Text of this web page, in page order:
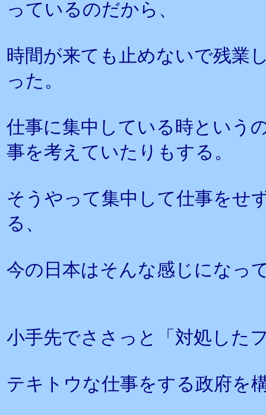
っているのだから、
時間が来ても止めないで残業
った。
仕事に集中している時という
事を考えていたりもする。
そうやって集中して仕事をせ
る、
今の日本はそんな感じになっ
小手先でささっと「対処した
テキトウな仕事をする政府を